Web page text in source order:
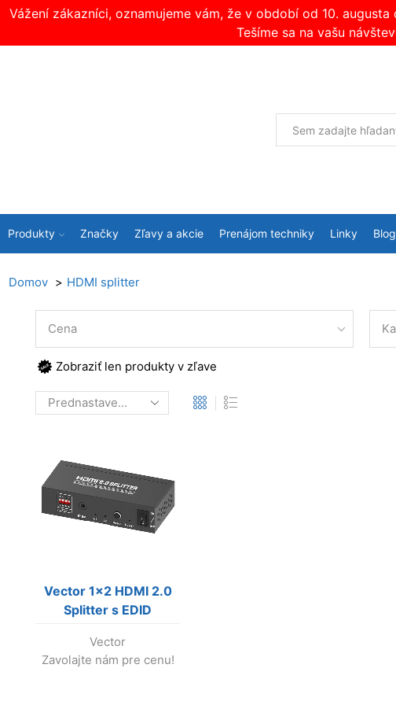
Vážení zákazníci, oznamujeme vám, že v období od 10.
Tešíme sa na vašu
Produkty Značky Zľavy a akcie Prenájom techniky Linky Blog
Domov HDMI splitter
Cena
Zobraziť len produkty v zľave
Vector 1×2 HDMI 2.0
Splitter s EDID
Vector
Zavolajte nám pre cenu!